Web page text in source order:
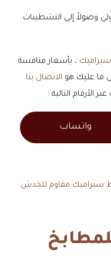
وصولاً إلى التشطيبات
، بأسعار منافسة
ما عليك هو الاتصال بنا
الأرقام التالية :
واتساب